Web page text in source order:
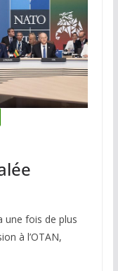
une fois de plus
à l’OTAN,